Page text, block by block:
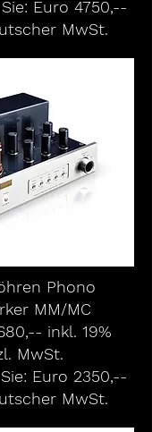
Euro 4750,--
MwSt.
Phono
MM/MC
inkl. 19%
MwSt.
Euro 2350,--
MwSt.